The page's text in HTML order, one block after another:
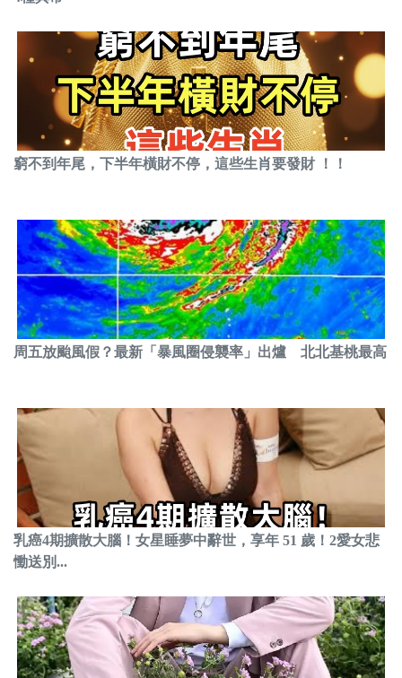
窮不到年尾，下半年橫財不停，這些生肖要發財 ！！
周五放颱風假？最新「暴風圈侵襲率」出爐 北北基桃最高
乳癌4期擴散大腦！女星睡夢中辭世，享年 51 歲！2愛女悲
慟送別...